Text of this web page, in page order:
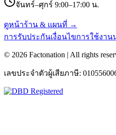
จันทร์–ศุกร์ 9:00–17:00 น.
ดูหน้าร้าน & แผนที่ →
การรับประกันเงื่อนไขการใช้งาน
© 2026 Factonation | All rights
เลขประจำตัวผู้เสียภาษี: